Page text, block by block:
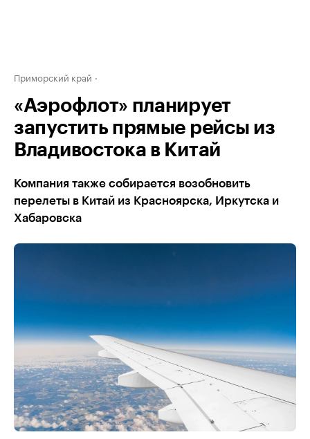
Приморский край
«Аэрофлот» планирует
запустить прямые рейсы из
Владивостока в Китай
Компания также собирается возобновить
перелеты в Китай из Красноярска, Иркутска и
Хабаровска